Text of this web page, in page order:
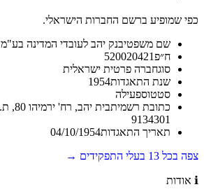
כפי שמופיע ברשם החברות הישראלי.
שם משפטיבנק יהב לעובדי המדינה בע"מ
ח״פ 520020421
סוגחברה פרטית ישראלית
שנת התאגדות1954
סטטוספעילה
כתובת רשמית
9134301
תאריך התאגדות04/10/1954
צפה בכל 13 בעלי התפקידים →
ℹ️ אודות